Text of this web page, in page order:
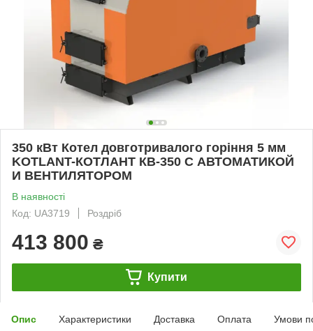
350 кВт Котел довготривалого горіння 5 мм
KOTLANT-КОТЛАНТ КВ-350 С АВТОМАТИКОЙ
И ВЕНТИЛЯТОРОМ
В наявності
Код: UA3719
Роздріб
413 800 ₴
Купити
Опис Характеристики Доставка Оплата Умови